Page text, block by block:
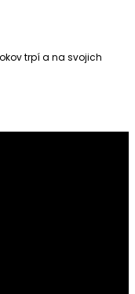
trpí a na svojich